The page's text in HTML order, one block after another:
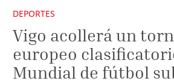
DEPORTES
Vigo acollerá un
europeo
Mundial de fútbol